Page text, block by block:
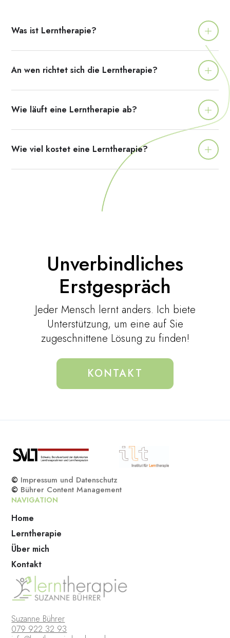
Was ist Lerntherapie?
An wen richtet sich die Lerntherapie?
Wie läuft eine Lerntherapie ab?
Wie viel kostet eine Lerntherapie?
Unverbindliches
Erstgespräch
Jeder Mensch lernt anders. Ich biete
Unterstützung, um eine auf Sie
zugeschnittene Lösung zu finden!
KONTAKT
Suzanne Bührer
079 922 32 93
NAVIGATION
Home
Lerntherapie
Über mich
Kontakt
© Impressum und Datenschutz
© Bührer Content Management